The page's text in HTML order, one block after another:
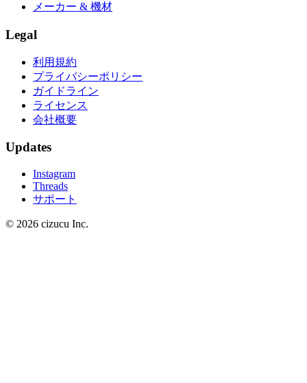
メーカー & 機材
Legal
利用規約
プライバシーポリシー
ガイドライン
ライセンス
会社概要
Updates
Instagram
Threads
サポート
© 2026 cizucu Inc.